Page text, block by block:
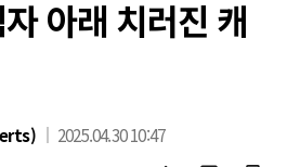
아래 치러진 캐
2025.04.30 10:47